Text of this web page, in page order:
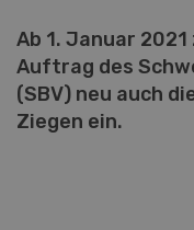
Ab 1. Januar
Auftrag des
(SBV) neu auch
Ziegen ein.